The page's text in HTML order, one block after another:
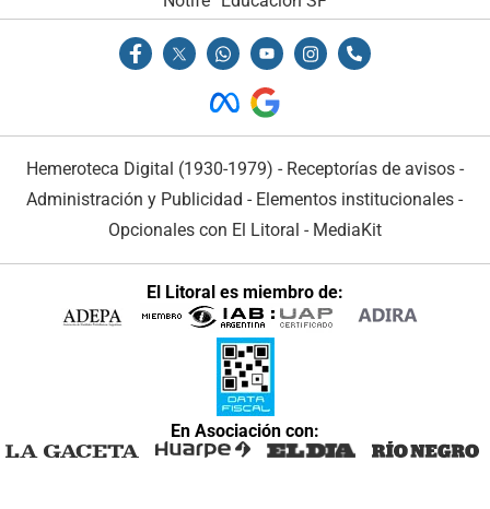
Hemeroteca Digital (1930-1979) - Receptorías de avisos -
Administración y Publicidad - Elementos institucionales -
Opcionales con El Litoral - MediaKit
El Litoral es miembro de:
En Asociación con: